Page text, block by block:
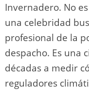
Invernadero. No
una celebridad
profesional de la
despacho. Es una
décadas a medir
reguladores